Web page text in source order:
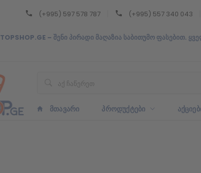
(+995) 597 578 787 (+995) 557 340 043
TOPSHOP.GE – შენი პირადი მაღაზია საბითუმო ფასებით.
ᲛᲗᲐᲕᲐᲠᲘ ᲞᲠᲝᲓᲣᲥᲢᲔᲑᲘ